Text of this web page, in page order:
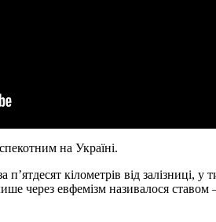
на Україні.
кілометрів від залізниці, у
через евфемізм називалося